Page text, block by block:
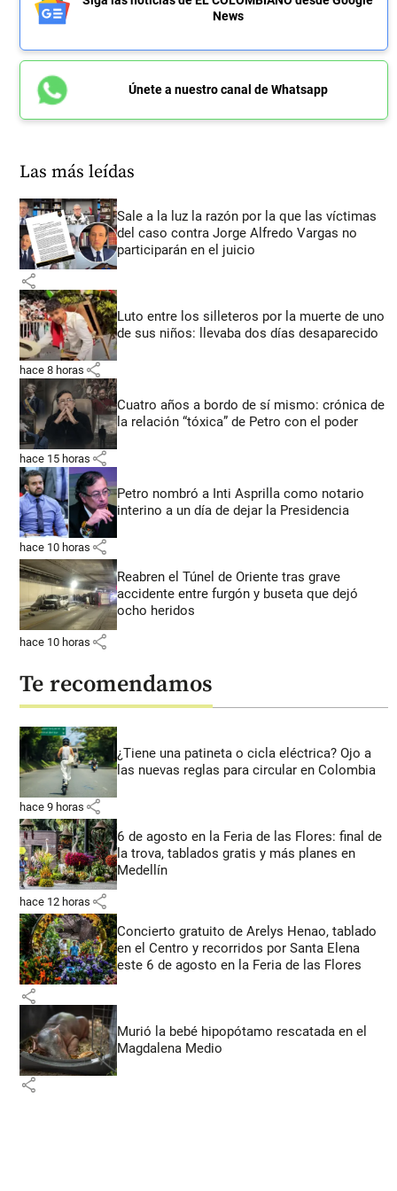
News
Únete a nuestro canal de Whatsapp
Las más leídas
Sale a la luz la razón por la que las víctimas
del caso contra Jorge Alfredo Vargas no
participarán en el juicio
share
Luto entre los silleteros por la muerte de uno
de sus niños: llevaba dos días desaparecido
hace 8 horas share
Cuatro años a bordo de sí mismo: crónica de
la relación “tóxica” de Petro con el poder
hace 15 horas share
Petro nombró a Inti Asprilla como notario
interino a un día de dejar la Presidencia
hace 10 horas share
Reabren el Túnel de Oriente tras grave
accidente entre furgón y buseta que dejó
ocho heridos
hace 10 horas share
Te recomendamos
¿Tiene una patineta o cicla eléctrica? Ojo a
las nuevas reglas para circular en Colombia
hace 9 horas share
6 de agosto en la Feria de las Flores: final de
la trova, tablados gratis y más planes en
Medellín
hace 12 horas share
Concierto gratuito de Arelys Henao, tablado
en el Centro y recorridos por Santa Elena
este 6 de agosto en la Feria de las Flores
share
Murió la bebé hipopótamo rescatada en el
Magdalena Medio
share